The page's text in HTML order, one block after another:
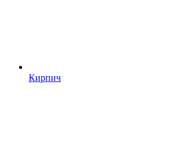
Кирпич